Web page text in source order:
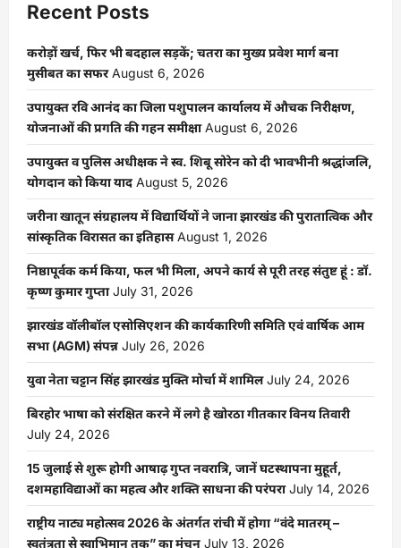
अध्यक्ष,
योजनाओं
किया
निरीक्षण;
अधिकारियों
को
दिए
सख्त
निर्देश
Recent Posts
करोड़ों खर्च, फिर भी बदहाल सड़कें; चतरा का मुख्य प्रवेश मार्ग बना
मुसीबत का सफर August 6, 2026
उपायुक्त रवि आनंद का जिला पशुपालन कार्यालय में औचक निरीक्षण,
योजनाओं की प्रगति की गहन समीक्षा August 6, 2026
उपायुक्त व पुलिस अधीक्षक ने स्व. शिबू सोरेन को दी भावभीनी श्रद्धांजलि,
योगदान को किया याद August 5, 2026
जरीना खातून संग्रहालय में विद्यार्थियों ने जाना झारखंड की पुरातात्विक और
सांस्कृतिक विरासत का इतिहास August 1, 2026
निष्ठापूर्वक कर्म किया, फल भी मिला, अपने कार्य से पूरी तरह संतुष्ट हूं : डॉ.
कृष्ण कुमार गुप्ता July 31, 2026
झारखंड वॉलीबॉल एसोसिएशन की कार्यकारिणी समिति एवं वार्षिक आम
सभा (AGM) संपन्न July 26, 2026
युवा नेता चट्टान सिंह झारखंड मुक्ति मोर्चा में शामिल July 24, 2026
बिरहोर भाषा को संरक्षित करने में लगे है खोरठा गीतकार विनय तिवारी
July 24, 2026
15 जुलाई से शुरू होगी आषाढ़ गुप्त नवरात्रि, जानें घटस्थापना मुहूर्त,
दशमहाविद्याओं का महत्व और शक्ति साधना की परंपरा July 14, 2026
राष्ट्रीय नाट्य महोत्सव 2026 के अंतर्गत रांची में होगा “वंदे मातरम् –
स्वतंत्रता से स्वाभिमान तक” का मंचन July 13, 2026